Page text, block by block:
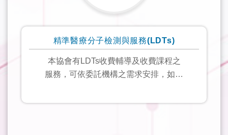
精準醫療分子檢測與服務(LDTs)
本協會有LDTs收費輔導及收費課程之
服務，可依委託機構之需求安排，如需